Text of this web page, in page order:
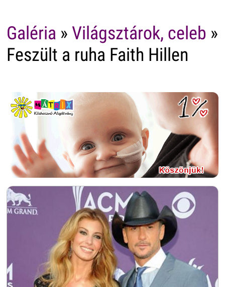
Galéria » Világsztárok, celeb »
Feszült a ruha Faith Hillen